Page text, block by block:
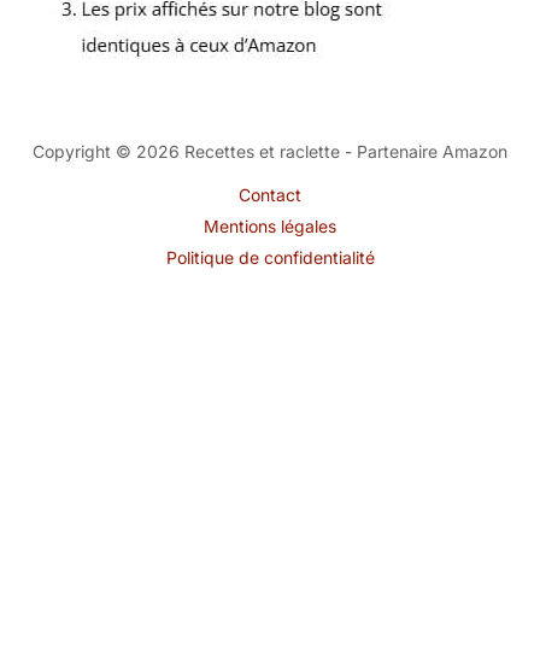
Copyright © 2026 Recettes et raclette - Partenaire Amazon
Contact
Mentions légales
Politique de confidentialité